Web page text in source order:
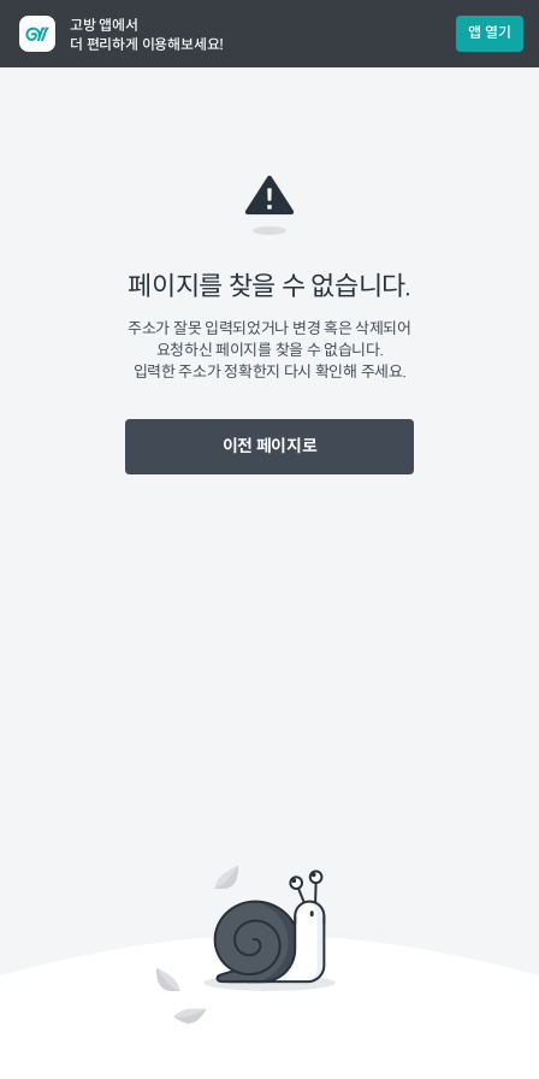
고방 앱에서
더 편리하게 이용해보세요!
앱 열기
페이지를 찾을 수 없습니다.
주소가 잘못 입력되었거나 변경 혹은 삭제되어
요청하신 페이지를 찾을 수 없습니다.
입력한 주소가 정확한지 다시 확인해 주세요.
이전 페이지로